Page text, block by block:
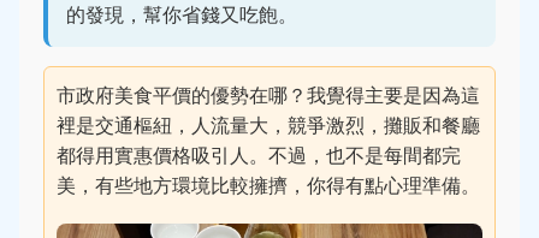
的發現，幫你省錢又吃飽。
市政府美食平價的優勢在哪？我覺得主要是因為這
裡是交通樞紐，人流量大，競爭激烈，攤販和餐廳
都得用實惠價格吸引人。不過，也不是每間都完
美，有些地方環境比較擁擠，你得有點心理準備。